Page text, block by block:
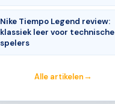
Nike Tiempo Legend review:
klassiek leer voor technische
spelers
Alle artikelen